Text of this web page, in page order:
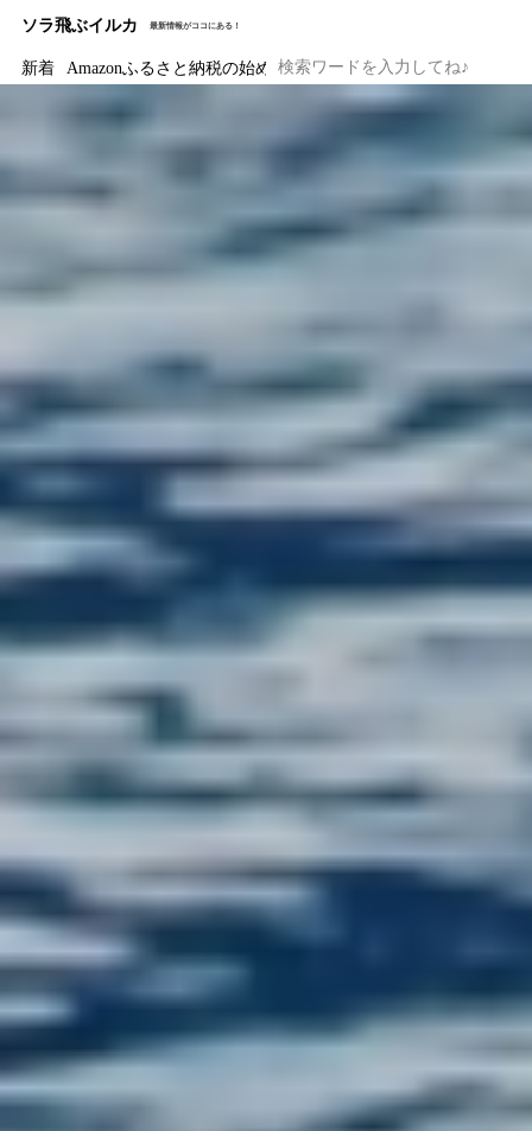
ソラ飛ぶイルカ 最新情報がココにある！
新着 Amazonふるさと納税の始め方と注意点｜ワンストップ特例の